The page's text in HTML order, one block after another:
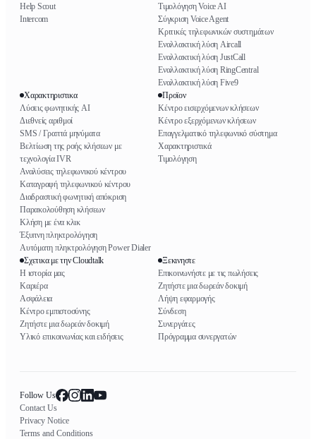
Help Scout
Intercom
Τιμολόγηση Voice AI
Σύγκριση Voice Agent
Κριτικές τηλεφωνικών συστημάτων
Εναλλακτική λύση Aircall
Εναλλακτική λύση JustCall
Εναλλακτική λύση RingCentral
Εναλλακτική λύση Five9
Χαρακτηριστικα
Λύσεις φωνητικής AI
Διεθνείς αριθμοί
SMS / Γραπτά μηνύματα
Βελτίωση της ροής κλήσεων με
τεχνολογία IVR
Αναλύσεις τηλεφωνικού κέντρου
Καταγραφή τηλεφωνικού κέντρου
Διαδραστική φωνητική απόκριση
Παρακολούθηση κλήσεων
Κλήση με ένα κλικ
Έξυπνη πληκτρολόγηση
Αυτόματη πληκτρολόγηση Power Dialer
Προϊον
Κέντρο εισερχόμενων κλήσεων
Κέντρο εξερχόμενων κλήσεων
Επαγγελματικό τηλεφωνικό σύστημα
Χαρακτηριστικά
Τιμολόγηση
Σχετικα με την Cloudtalk
Η ιστορία μας
Καριέρα
Ασφάλεια
Κέντρο εμπιστοσύνης
Ζητήστε μια δωρεάν δοκιμή
Υλικό επικοινωνίας και ειδήσεις
Ξεκινηστε
Επικοινωνήστε με τις πωλήσεις
Ζητήστε μια δωρεάν δοκιμή
Λήψη εφαρμογής
Σύνδεση
Συνεργάτες
Πρόγραμμα συνεργατών
Follow Us
Contact Us
Privacy Notice
Terms and Conditions